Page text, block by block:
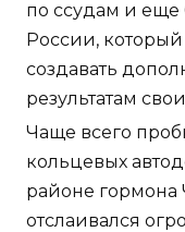
по ссудам и еще
России, который
создавать
результатам
Чаще всего
кольцевых
районе
отслаивался